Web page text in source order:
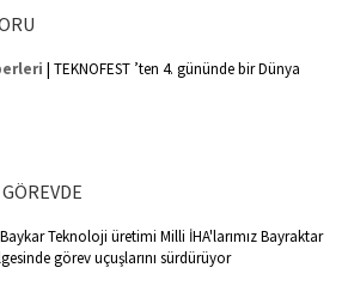
| TEKNOFEST ’ten 4. gününde bir Dünya
Baykar Teknoloji üretimi Milli İHA'larımız Bayraktar
görev uçuşlarını sürdürüyor